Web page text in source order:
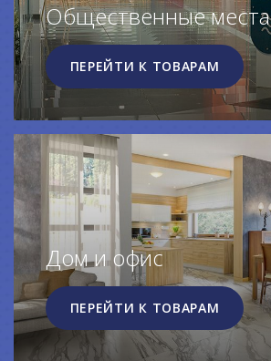
Общественные места
ПЕРЕЙТИ К ТОВАРАМ
Дом и офис
ПЕРЕЙТИ К ТОВАРАМ